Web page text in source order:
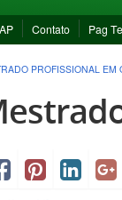
Contato Pag
PROFISSIONAL EM